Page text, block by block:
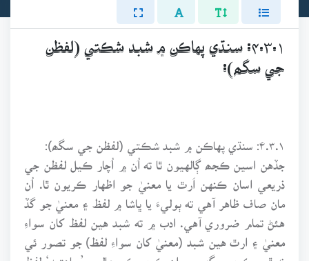
۴.۳.۱: سنڌي پهاڪن ۾ شبد شڪتي (لفظن
جي سگھ):
۴.۳.۱: سنڌي پهاڪن ۾ شبد شڪتي (لفظن جي سگھ):
جڏهن اسين ڪجھ ڳالهيون ٿا ته اُن ۾ اُچار ڪيل لفظن جي
ذريعي اسان ڪنهن اَرٿ يا معنيٰ جو اظهار ڪريون ٿا. اُن
مان صاف ظاهر آهي ته ٻوليءَ يا ڀاشا ۾ لفظ ۽ معنيٰ جو گڏ
هئڻ تمام ضروري آهي. ادب ۾ ته شبد هين لفظ کان سواءِ
معنيٰ ۽ ارٿ هين شبد (معنيٰ کان سواءِ لفظ) جو تصور ئي
نه ٿعو ڪري سگهجي. ان ڪري ڪن عالمن ’ساهتيه‘ لفظ